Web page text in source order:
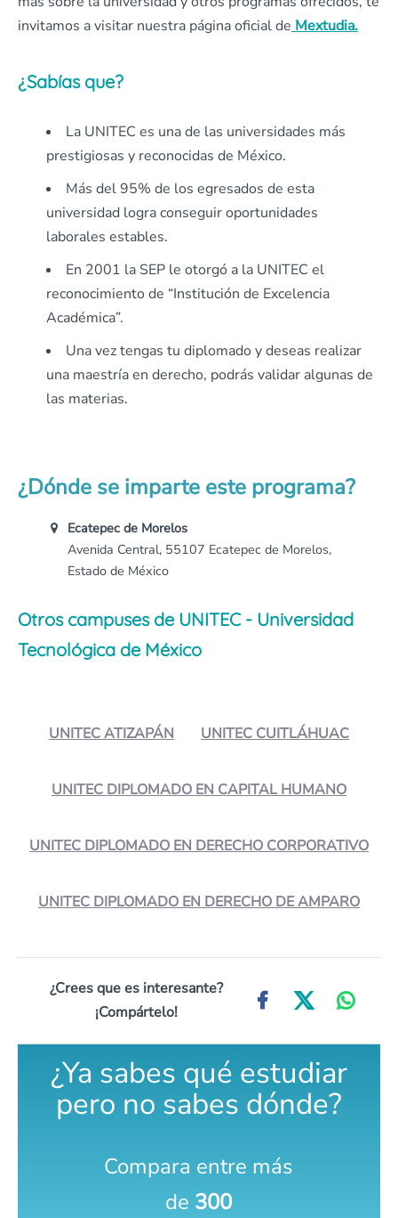
invitamos a visitar nuestra página oficial de Mextudia.
¿Sabías que?
La UNITEC es una de las universidades más
prestigiosas y reconocidas de México.
Más del 95% de los egresados de esta
universidad logra conseguir oportunidades
laborales estables.
En 2001 la SEP le otorgó a la UNITEC el
reconocimiento de “Institución de Excelencia
Académica”.
Una vez tengas tu diplomado y deseas realizar
una maestría en derecho, podrás validar algunas de
las materias.
¿Dónde se imparte este programa?
Ecatepec de Morelos
Avenida Central, 55107 Ecatepec de Morelos,
Estado de México
Otros campuses de UNITEC - Universidad
Tecnológica de México
UNITEC ATIZAPÁN UNITEC CUITLÁHUAC
UNITEC DIPLOMADO EN CAPITAL HUMANO
UNITEC DIPLOMADO EN DERECHO CORPORATIVO
UNITEC DIPLOMADO EN DERECHO DE AMPARO
¿Crees que es interesante?
¡Compártelo!
¿Ya sabes qué estudiar
pero no sabes dónde?
Compara entre más
de 300